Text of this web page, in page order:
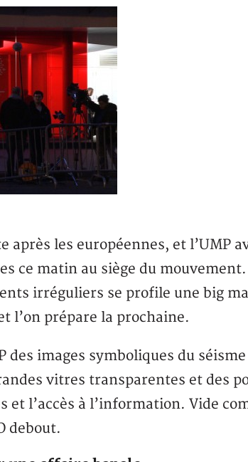
après les européennes, et l’UMP
ce matin au siège du
irréguliers se profile une big
l’on prépare la prochaine.
des images symboliques du
vitres transparentes et des
et l’accès à l’information. Vide
debout.